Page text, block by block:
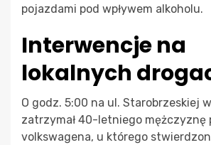
pojazdami pod wpływem alkoholu.
Interwencje na
lokalnych
O godz. 5:00 na ul. Starobrzeskiej
zatrzymał 40-letniego mężczyznę
volkswagena, u którego